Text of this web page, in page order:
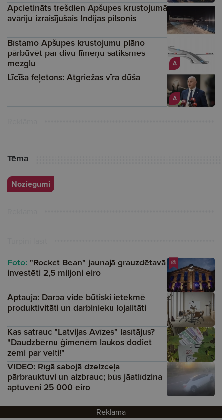
Apcietināts trešdien Apšupes krustojumā
avāriju izraisījušais Indijas pilsonis
A
Bīstamo Apšupes krustojumu plāno
pārbūvēt par divu līmeņu satiksmes
mezglu
A
Līcīša feļetons: Atgriežas vīra dūša
Tēma
Noziegumi
Foto: "Rocket Bean" jaunajā grauzdētavā
investēti 2,5 miljoni eiro
Aptauja: Darba vide būtiski ietekmē
produktivitāti un darbinieku lojalitāti
Kas satrauc "Latvijas Avīzes" lasītājus?
"Daudzbērnu ģimenēm laukos dodiet
zemi par velti!"
VIDEO: Rīgā sabojā dzelzceļa
pārbrauktuvi un aizbrauc; būs jāatlīdzina
aptuveni 25 000 eiro
Reklāma